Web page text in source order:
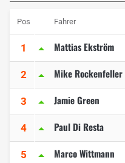
Pos Fahrer
1 Mattias Ekström
2 Mike Rockenfeller
3 Jamie Green
4 Paul Di Resta
5 Marco Wittmann